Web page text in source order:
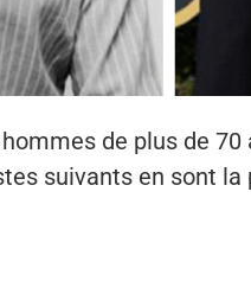
de plus de
suivants en sont la